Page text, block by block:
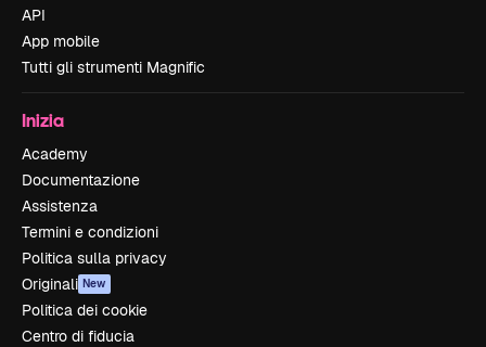
API
App mobile
Tutti gli strumenti Magnific
Inizia
Academy
Documentazione
Assistenza
Termini e condizioni
Politica sulla privacy
Originali New
Politica dei cookie
Centro di fiducia